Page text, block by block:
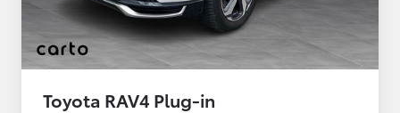
Toyota RAV4 Plug-in